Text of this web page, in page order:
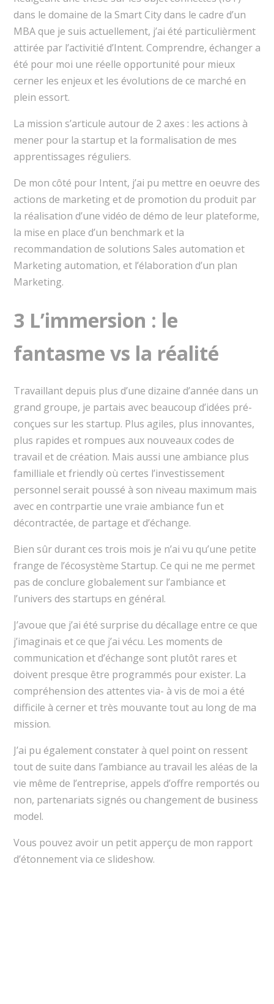
dans le domaine de la Smart City dans le cadre d’un
MBA que je suis actuellement, j’ai été particulièrment
attirée par l’activitié d’Intent. Comprendre, échanger a
été pour moi une réelle opportunité pour mieux
cerner les enjeux et les évolutions de ce marché en
plein essort.
La mission s’articule autour de 2 axes : les actions à
mener pour la startup et la formalisation de mes
apprentissages réguliers.
De mon côté pour Intent, j’ai pu mettre en oeuvre des
actions de marketing et de promotion du produit par
la réalisation d’une vidéo de démo de leur plateforme,
la mise en place d’un benchmark et la
recommandation de solutions Sales automation et
Marketing automation, et l’élaboration d’un plan
Marketing.
3 L’immersion : le
fantasme vs la réalité
Travaillant depuis plus d’une dizaine d’année dans un
grand groupe, je partais avec beaucoup d’idées pré-
conçues sur les startup. Plus agiles, plus innovantes,
plus rapides et rompues aux nouveaux codes de
travail et de création. Mais aussi une ambiance plus
familliale et friendly où certes l’investissement
personnel serait poussé à son niveau maximum mais
avec en contrpartie une vraie ambiance fun et
décontractée, de partage et d’échange.
Bien sûr durant ces trois mois je n’ai vu qu’une petite
frange de l’écosystème Startup. Ce qui ne me permet
pas de conclure globalement sur l’ambiance et
l’univers des startups en général.
J’avoue que j’ai été surprise du décallage entre ce que
j’imaginais et ce que j’ai vécu. Les moments de
communication et d’échange sont plutôt rares et
doivent presque être programmés pour exister. La
compréhension des attentes via- à vis de moi a été
difficile à cerner et très mouvante tout au long de ma
mission.
J’ai pu également constater à quel point on ressent
tout de suite dans l’ambiance au travail les aléas de la
vie même de l’entreprise, appels d’offre remportés ou
non, partenariats signés ou changement de business
model.
Vous pouvez avoir un petit apperçu de mon rapport
d’étonnement via ce slideshow.